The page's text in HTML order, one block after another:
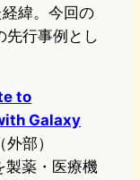
緯。今回の
先行事例とし
to
Galaxy
（外部）
製薬・医療機